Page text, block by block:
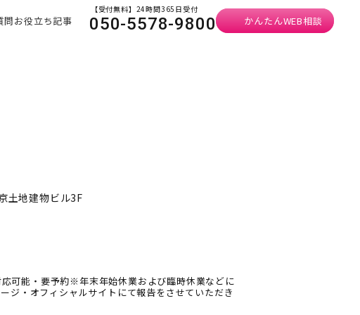
問お役立ち記事
【受付無料】24時間365日受付
050-5578-9800 かんたんWEB相談
土地建物ビル3F
可能・要予約※年末年始休業および臨時休業などに
ジ・オフィシャルサイトにて報告をさせていただき